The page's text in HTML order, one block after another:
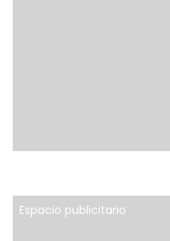
Espacio publicitario